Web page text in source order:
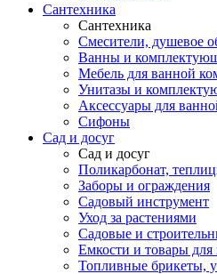
Сантехника
Сантехника
Смесители, душевое
Ванны и
Мебель для ванной
Унитазы и
Аксессуары для
Сифоны
Сад и досуг
Сад и досуг
Поликарбонат,
Заборы и ограждения
Садовый инструмент
Уход за растениями
Садовые и
Емкости и товары для
Топливные брикеты,